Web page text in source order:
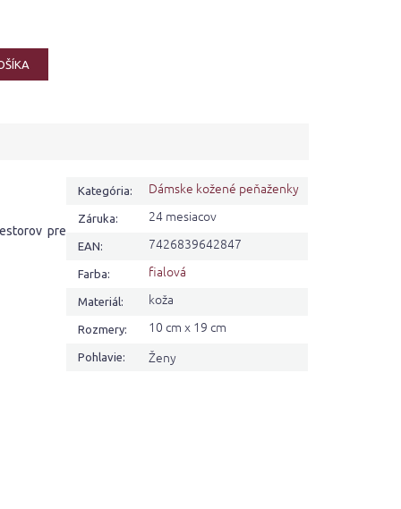
pre
Kategória: Dámske kožené peňaženky
Záruka: 24 mesiacov
EAN: 7426839642847
Farba: fialová
Materiál: koža
Rozmery: 10 cm x 19 cm
Pohlavie: Ženy